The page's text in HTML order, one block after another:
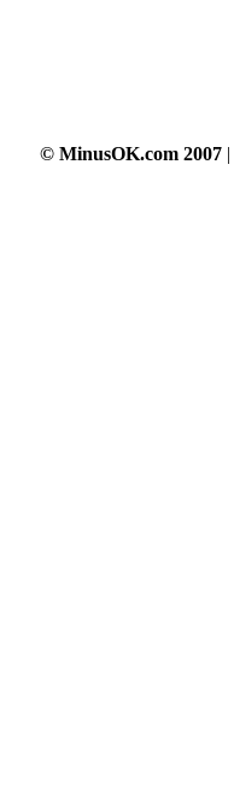
© MinusOK.com 2007 |